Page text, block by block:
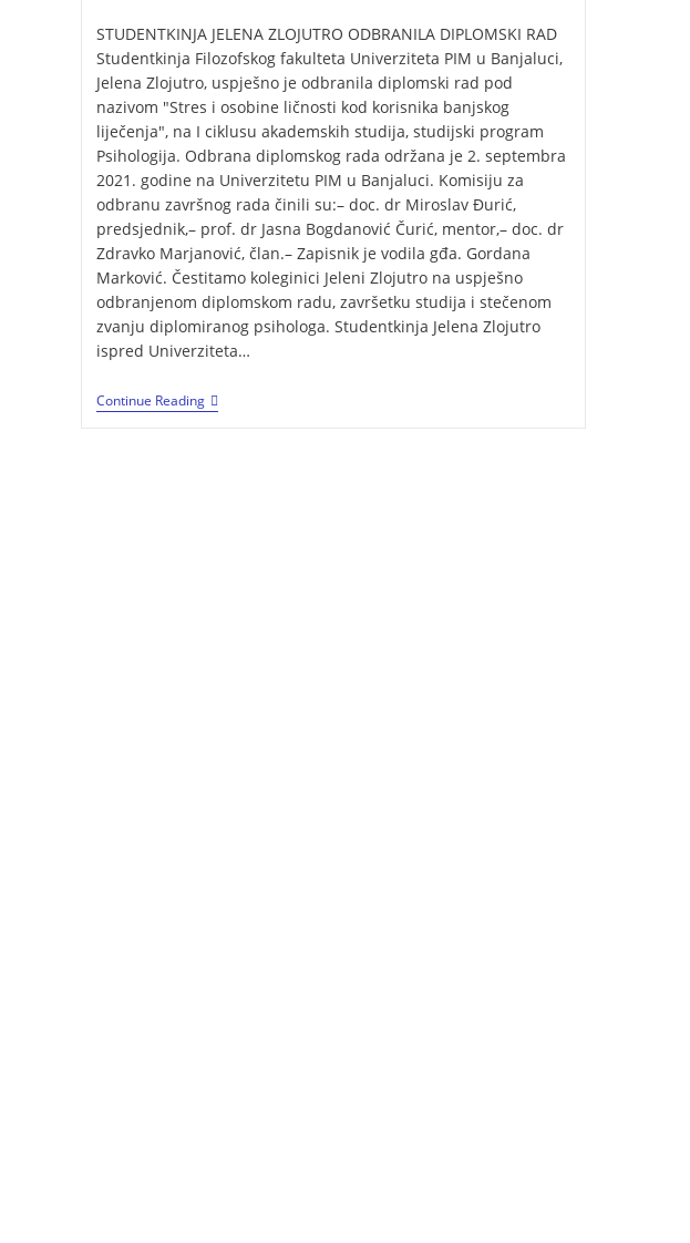
STUDENTKINJA JELENA ZLOJUTRO ODBRANILA DIPLOMSKI RAD
Studentkinja Filozofskog fakulteta Univerziteta PIM u Banjaluci,
Jelena Zlojutro, uspješno je odbranila diplomski rad pod
nazivom "Stres i osobine ličnosti kod korisnika banjskog
liječenja", na I ciklusu akademskih studija, studijski program
Psihologija. Odbrana diplomskog rada održana je 2. septembra
2021. godine na Univerzitetu PIM u Banjaluci. Komisiju za
odbranu završnog rada činili su:– doc. dr Miroslav Đurić,
predsjednik,– prof. dr Jasna Bogdanović Čurić, mentor,– doc. dr
Zdravko Marjanović, član.– Zapisnik je vodila gđa. Gordana
Marković. Čestitamo koleginici Jeleni Zlojutro na uspješno
odbranjenom diplomskom radu, završetku studija i stečenom
zvanju diplomiranog psihologa. Studentkinja Jelena Zlojutro
ispred Univerziteta…
Continue Reading